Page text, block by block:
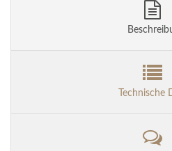
Technische